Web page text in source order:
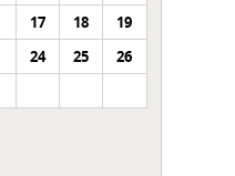
17 18
19
24 25
26